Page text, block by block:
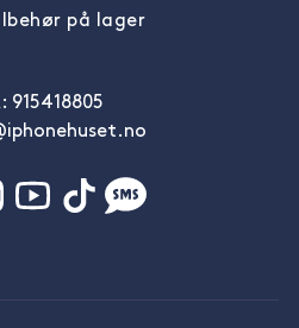
på lager
915418805